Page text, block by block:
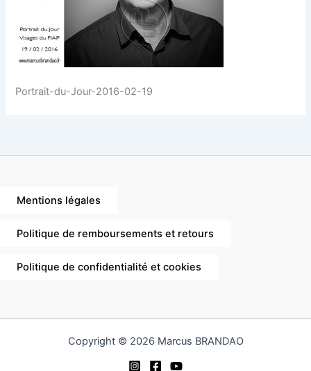
Portrait-du-Jour-2016-02-19
Mentions légales
Politique de remboursements et retours
Politique de confidentialité et cookies
Copyright © 2026 Marcus BRANDAO